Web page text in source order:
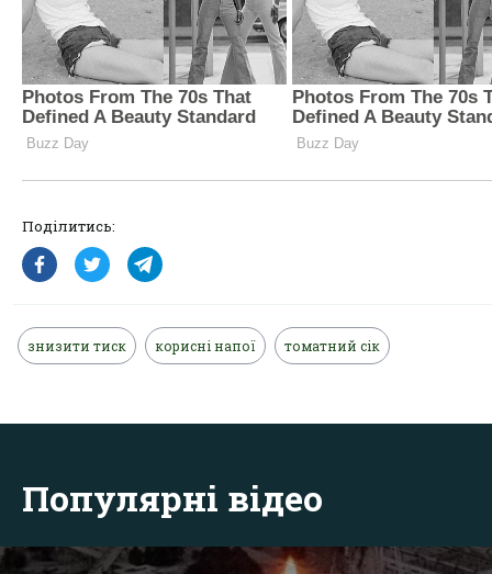
Поділитись:
знизити тиск корисні напої томатний сік
Популярні відео